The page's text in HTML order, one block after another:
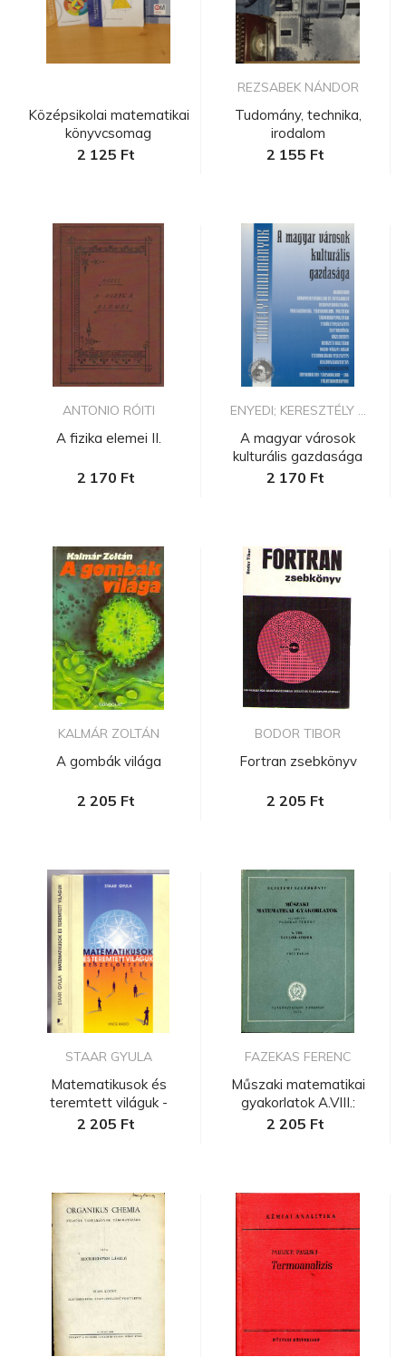
Középsikolai matematikai
könyvcsomag
2 125 Ft
REZSABEK NÁNDOR
Tudomány, technika,
irodalom
2 155 Ft
ANTONIO RÓITI
A fizika elemei II.
2 170 Ft
ENYEDI; KERESZTÉLY ...
A magyar városok
kulturális gazdasága
2 170 Ft
KALMÁR ZOLTÁN
A gombák világa
2 205 Ft
BODOR TIBOR
Fortran zsebkönyv
2 205 Ft
STAAR GYULA
Matematikusok és
teremtett világuk -
Beszélgetése...
2 205 Ft
FAZEKAS FERENC
Műszaki matematikai
gyakorlatok A.VIII.:
Taylor-s...
2 205 Ft